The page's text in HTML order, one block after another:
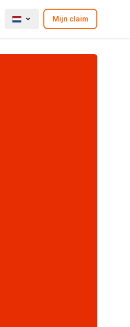
Mijn claim